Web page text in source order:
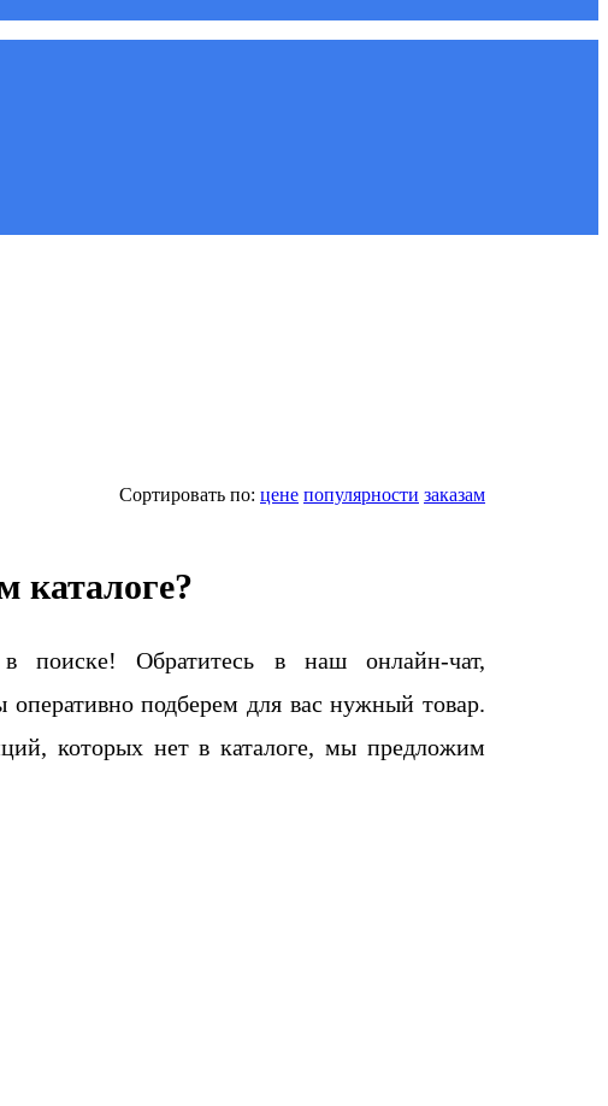
Сортировать по: цене популярности заказам
поиске! Обратитесь в наш онлайн-чат,
подберем для вас нужный товар.
которых нет в каталоге, мы предложим